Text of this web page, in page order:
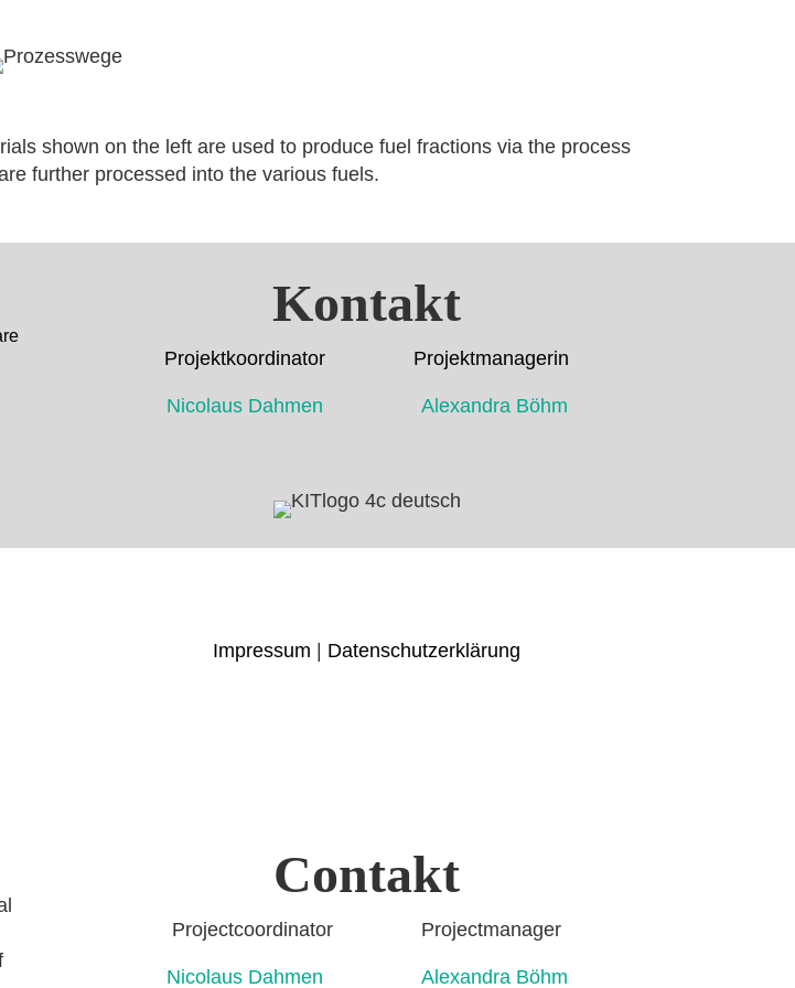
shown on the left are used to produce fuel fractions via the process
further processed into the various fuels.
Kontakt
Projektkoordinator Projektmanagerin
Nicolaus Dahmen Alexandra Böhm
Impressum | Datenschutzerklärung
Contakt
Projectcoordinator Projectmanager
Nicolaus Dahmen Alexandra Böhm